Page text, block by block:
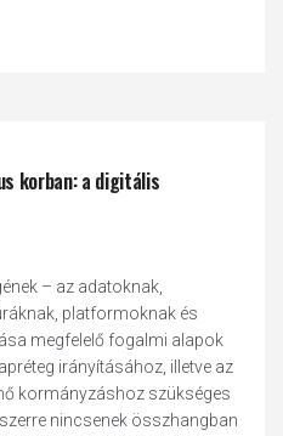
korban: a digitális
– az adatoknak,
platformoknak és
megfelelő fogalmi alapok
irányításához, illetve az
kormányzáshoz szükséges
nincsenek összhangban